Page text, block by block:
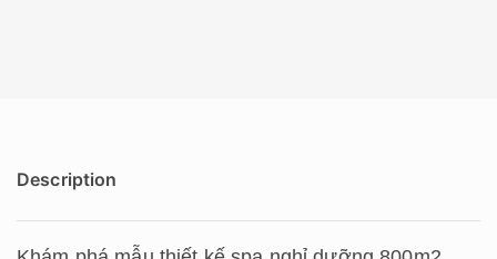
Description